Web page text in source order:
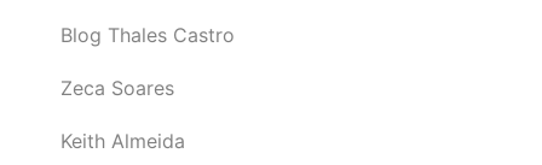
Blog Thales Castro
Zeca Soares
Keith Almeida